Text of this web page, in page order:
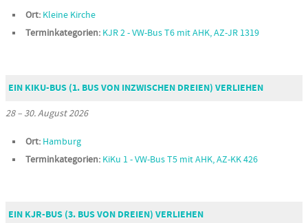
Ort: Kleine Kirche
Terminkategorien: KJR 2 - VW-Bus T6 mit AHK, AZ-JR 1319
EIN KIKU-BUS (1. BUS VON INZWISCHEN DREIEN) VERLIEHEN
28– 30. August 2026
Ort: Hamburg
Terminkategorien: KiKu 1 - VW-Bus T5 mit AHK, AZ-KK 426
EIN KJR-BUS (3. BUS VON DREIEN) VERLIEHEN